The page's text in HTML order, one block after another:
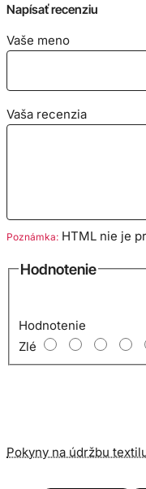
Napísať recenziu
Vaše meno
Vaša recenzia
Poznámka: HTML nie je
Hodnotenie
Hodnotenie
Zlé
Pokyny na údržbu